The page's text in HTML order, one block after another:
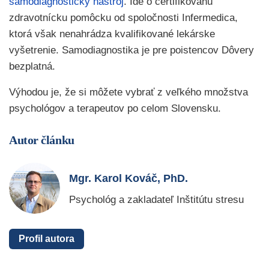
zdravotnícku pomôcku od spoločnosti Infermedica,
ktorá však nenahrádza kvalifikované lekárske
vyšetrenie. Samodiagnostika je pre poistencov Dôvery
bezplatná.
Výhodou je, že si môžete vybrať z veľkého množstva
psychológov a terapeutov po celom Slovensku.
Autor článku
Mgr. Karol Kováč, PhD.
Psychológ a zakladateľ Inštitútu stresu
Profil autora